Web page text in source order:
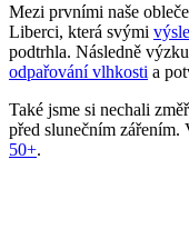
Mezi prvními naše
Liberci, která svými
podtrhla. Následně
odpařování vlhkosti a
Také jsme si nechali
před slunečním zářením.
50+.